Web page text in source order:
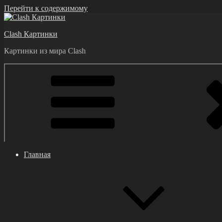
Перейти к содержимому
Clash Картинки
Картинки из мира Clash
Главная